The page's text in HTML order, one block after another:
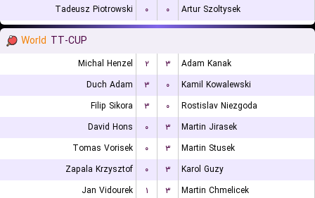
Tadeusz Piotrowski ۰ ۰ Artur Szoltysek
World TT-CUP
Michal Henzel ۲ ۳
Adam Kanak
Duch Adam
۳ ۰
Kamil Kowalewski
Filip Sikora
۳ ۰
Rostislav Niezgoda
David Hons
۰ ۳
Martin Jirasek
Tomas Vorisek
۰ ۳
Martin Stusek
Zapala Krzysztof
۰ ۳
Karol Guzy
Jan Vidourek
۱ ۳
Martin Chmelicek